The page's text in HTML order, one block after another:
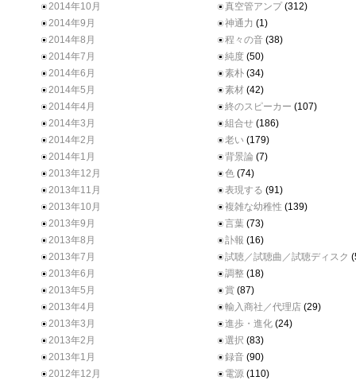
2014年10月
2014年9月
2014年8月
2014年7月
2014年6月
2014年5月
2014年4月
2014年3月
2014年2月
2014年1月
2013年12月
2013年11月
2013年10月
2013年9月
2013年8月
2013年7月
2013年6月
2013年5月
2013年4月
2013年3月
2013年2月
2013年1月
2012年12月
真空管アンプ (312)
神通力 (1)
程々の音 (38)
純度 (50)
素朴 (34)
素材 (42)
終のスピーカー (107)
組合せ (186)
老い (179)
背景論 (7)
色 (74)
表現する (91)
複雑な幼稚性 (139)
言葉 (73)
訃報 (16)
試聴／試聴曲／試聴ディスク
調整 (18)
賞 (87)
輸入商社／代理店 (29)
進歩・進化 (24)
選択 (83)
録音 (90)
電源 (110)